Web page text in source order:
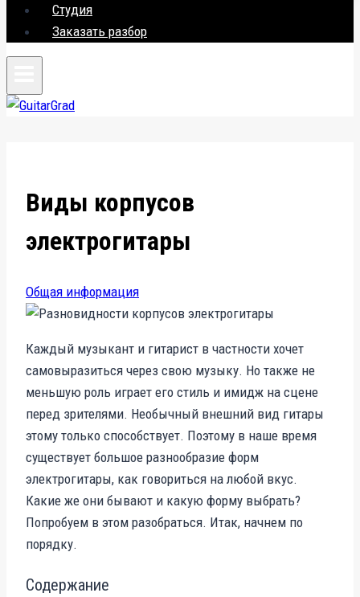
Студия
Заказать разбор
Виды корпусов
электрогитары
Общая информация
Каждый музыкант и гитарист в частности хочет
самовыразиться через свою музыку. Но также не
меньшую роль играет его стиль и имидж на сцене
перед зрителями. Необычный внешний вид гитары
этому только способствует. Поэтому в наше время
существует большое разнообразие форм
электрогитары, как говориться на любой вкус.
Какие же они бывают и какую форму выбрать?
Попробуем в этом разобраться. Итак, начнем по
порядку.
Содержание